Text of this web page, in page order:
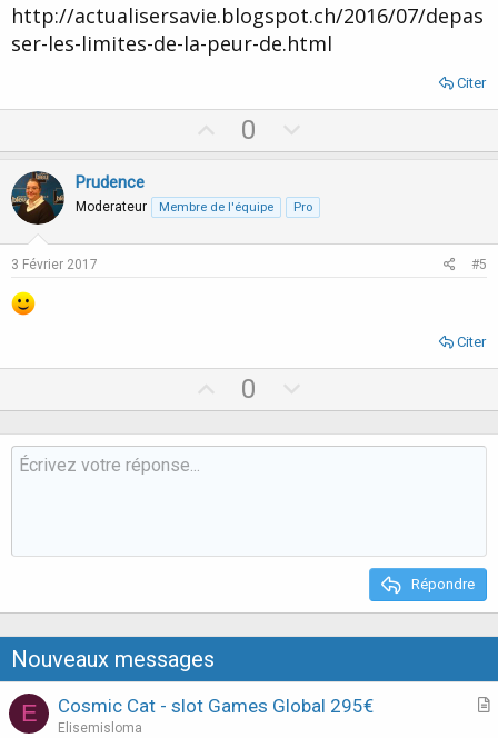
http://actualisersavie.blogspot.ch/2016/07/depas
ser-les-limites-de-la-peur-de.html
Citer
p
o
t
0
o
n
v
Prudence
Moderateur Membre de l'équipe Pro
3 Février 2017 #5
Citer
p
v
0
o
w
t
Répondre
Nouveaux messages
E
A
Cosmic Cat - slot Games Global 295€
Elisemisloma